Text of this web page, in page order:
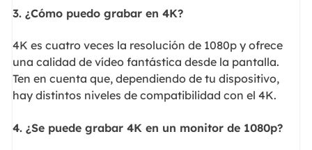
3. ¿Cómo puedo grabar en 4K?
4K es cuatro veces la resolución de 1080p y ofrece
una calidad de vídeo fantástica desde la pantalla.
Ten en cuenta que, dependiendo de tu dispositivo,
hay distintos niveles de compatibilidad con el 4K.
4. ¿Se puede grabar 4K en un monitor de 1080p?